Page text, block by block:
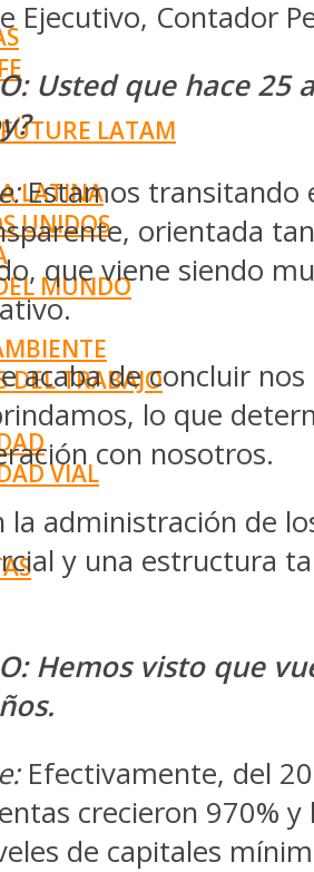
LATAM
LATINA
UNIDOS
MUNDO
DEL TRABAJO
VIAL
Ejecutivo, Contador
: Usted que hace 25
:Estamos transitando
orientada
que viene siendo
acaba de concluir
lo que
con nosotros.
la administración de
y una estructura
: Hemos visto que
: Efectivamente, del
crecieron 970%
de capitales